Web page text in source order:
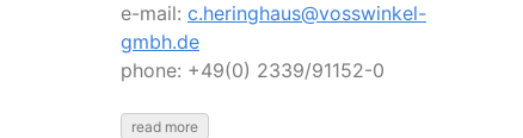
e-mail: c.heringhaus@vosswinkel-
gmbh.de
phone: +49(0) 2339/91152-0
read more